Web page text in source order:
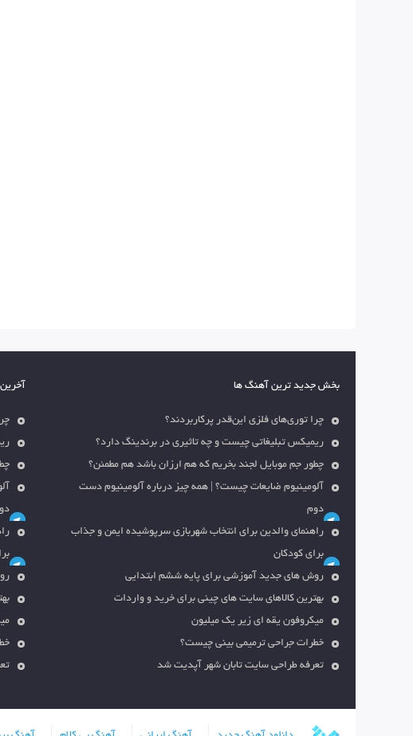
بخش جدید ترین آهنگ ها
چرا توری‌های فلزی این‌قدر پرکاربردند؟
ریمیکس تبلیغاتی چیست و چه تاثیری در برندینگ دارد؟
چطور جم موبایل لجند بخریم که هم ارزان باشد هم مطمئن؟
آلومینیوم ضایعات چیست؟ | همه چیز درباره آلومینیوم دست
دوم
راهنمای والدین برای انتخاب شهربازی سرپوشیده ایمن و جذاب
برای کودکان
روش های جدید آموزشی برای پایه ششم ابتدایی
بهترین کالاهای سایت های چینی برای خرید و واردات
میکروفون یقه ای زیر یک میلیون
خطرات جراحی ترمیمی بینی چیست؟
تعرفه طراحی سایت تابان شهر آپدیت شد